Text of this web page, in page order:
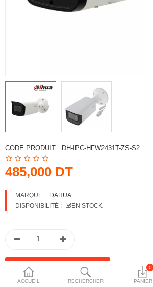
Monophase
Comparer
Liste de souhaits
(0)
ACCUEIL RECHERCHER
0
PANIER
CODE PRODUIT : DH-IPC-HFW2431T-ZS-S2
485,000 DT
MARQUE :
DAHUA
DISPONIBILITÉ :
EN STOCK